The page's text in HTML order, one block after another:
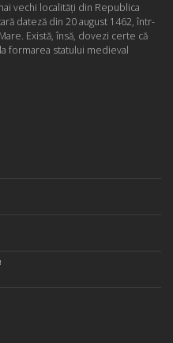
vechi localităţi din Republica
dateză din 20 august 1462, într-
Există, însă, dovezi certe că
formarea statului medieval